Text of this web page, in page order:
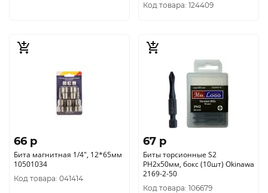
Код товара: 124409
66 p
Бита магнитная 1/4", 12*65мм
10501034
Код товара: 041414
67 p
Биты торсионные S2
PH2x50мм, бокс (10шт) Okinawa
2169-2-50
Код товара: 106679